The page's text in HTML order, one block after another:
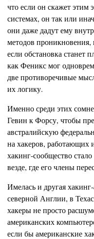
что если он скажет этим
системах, он так или
они даже дадут ему
методов проникновения,
если обстановка станет
как Феникс мог
две противоречивые
их логику.
Именно среди этих
Гевин к Форсу, чтобы
австралийскую
на хакеров, работающих
хакинг-сообщество
везде, где его члены
Имелась и другая
северной Англии, в
хакеры не просто
американских
если бы американские